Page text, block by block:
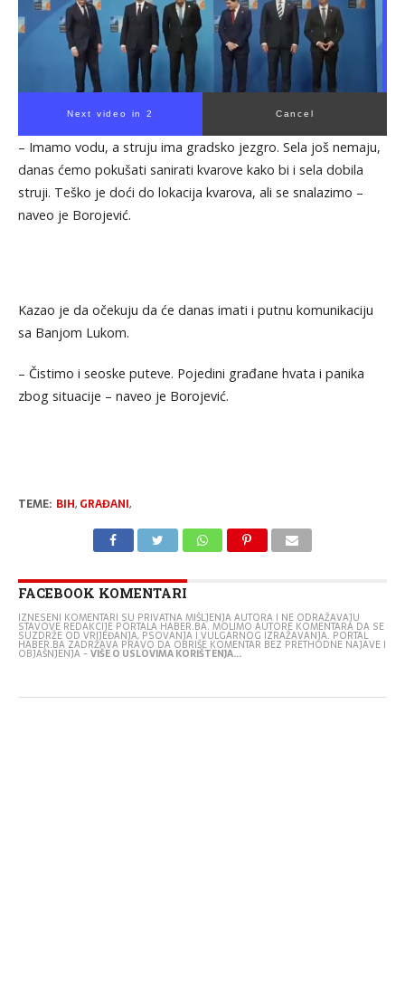
Next video in 1 Cancel
– Imamo vodu, a struju ima gradsko jezgro. Sela još nemaju,
danas ćemo pokušati sanirati kvarove kako bi i sela dobila
struji. Teško je doći do lokacija kvarova, ali se snalazimo –
naveo je Borojević.
Kazao je da očekuju da će danas imati i putnu komunikaciju
sa Banjom Lukom.
– Čistimo i seoske puteve. Pojedini građane hvata i panika
zbog situacije – naveo je Borojević.
TEME: BIH, GRAĐANI,
FACEBOOK KOMENTARI
IZNESENI KOMENTARI SU PRIVATNA MIŠLJENJA AUTORA I NE ODRAŽAVAJU
STAVOVE REDAKCIJE PORTALA HABER.BA. MOLIMO AUTORE KOMENTARA DA SE
SUZDRŽE OD VRIJEĐANJA, PSOVANJA I VULGARNOG IZRAŽAVANJA. PORTAL
HABER.BA ZADRŽAVA PRAVO DA OBRIŠE KOMENTAR BEZ PRETHODNE NAJAVE I
OBJAŠNJENJA -VIŠE O USLOVIMA KORIŠTENJA...